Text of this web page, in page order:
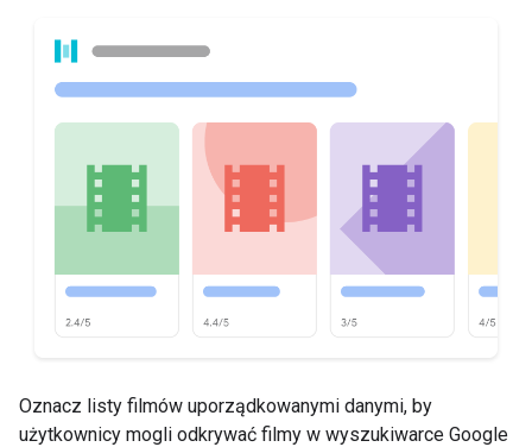
Oznacz listy filmów uporządkowanymi danymi, by
użytkownicy mogli odkrywać filmy w wyszukiwarce Google